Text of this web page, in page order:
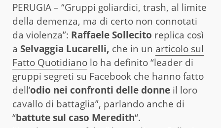
PERUGIA – “Gruppi goliardici, trash, al limite
della demenza, ma di certo non connotati
da violenza”: Raffaele Sollecito replica così
a Selvaggia Lucarelli, che in un articolo sul
Fatto Quotidiano lo ha definito “leader di
gruppi segreti su Facebook che hanno fatto
dell’odio nei confronti delle donne il loro
cavallo di battaglia”, parlando anche di
“battute sul caso Meredith“.